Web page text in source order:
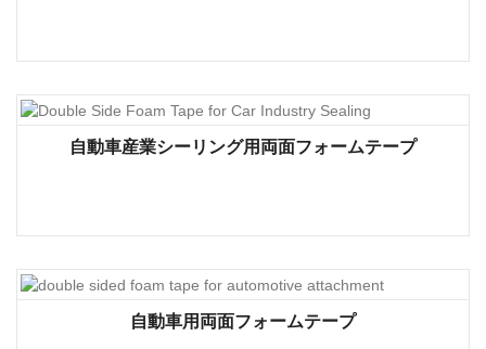
自動車産業シーリング用両面フォームテープ
自動車用両面フォームテープ